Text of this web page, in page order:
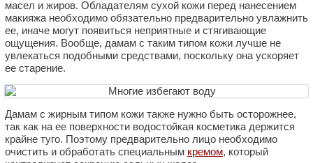
масел и жиров. Обладателям сухой кожи перед нанесением
макияжа необходимо обязательно предварительно увлажнить
ее, иначе могут появиться неприятные и стягивающие
ощущения. Вообще, дамам с таким типом кожи лучше не
увлекаться подобными средствами, поскольку она ускоряет
ее старение.
Дамам с жирным типом кожи также нужно быть осторожнее,
так как на ее поверхности водостойкая косметика держится
крайне туго. Поэтому предварительно лицо необходимо
очистить и обработать специальным кремом, который